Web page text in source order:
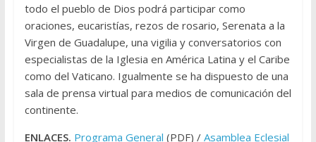
todo el pueblo de Dios podrá participar como
oraciones, eucaristías, rezos de rosario, Serenata a la
Virgen de Guadalupe, una vigilia y conversatorios con
especialistas de la Iglesia en América Latina y el Caribe
como del Vaticano. Igualmente se ha dispuesto de una
sala de prensa virtual para medios de comunicación del
continente.
ENLACES. Programa General (PDF) / Asamblea Eclesial